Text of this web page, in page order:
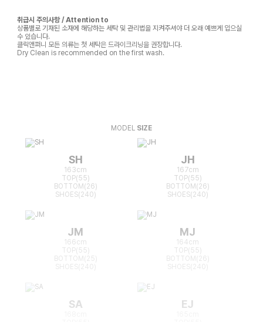
취급시 주의사항 / Attention to
상품별로 기재된 소재에 해당하는 세탁 및 관리법을 지켜주셔야 더 오래 예쁘게 입으실
수 있습니다.
클릭앤퍼니 모든 의류는 첫 세탁은 드라이크리닝을 권장합니다.
Dry Clean is recommended on the first wash.
MODEL SIZE
SH
163cm
TOP(55)
BOTTOM(26)
SHOES(240)
JH
167cm
TOP(55)
BOTTOM(26)
SHOES(240)
JM
166cm
TOP(55)
BOTTOM(25)
MJ
164cm
TOP(55)
BOTTOM(26)
SA EJ